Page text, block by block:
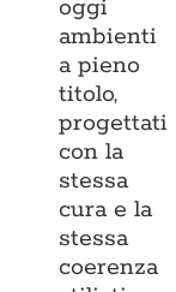
oggi
ambienti
a pieno
titolo,
progettati
con la
stessa
cura e la
stessa
coerenza